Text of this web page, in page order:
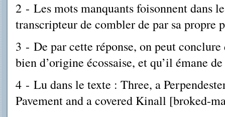
2- Les mots manquants foisonnent dans
transcripteur de combler de par sa propre
3 - De par cette réponse, on peut
bien d’origine écossaise, et qu’il émane
4- Lu dans le texte : Three, a
Pavement and a covered Kinall [broked-